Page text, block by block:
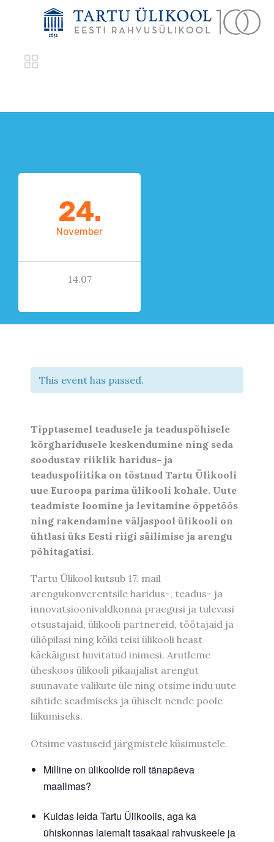

24.
November
14.07
This event has passed.
Tipptasemel teadusele ja teaduspõhisele
kõrgharidusele keskendumine ning seda
soodustav riiklik haridus- ja
teaduspoliitika on tõstnud Tartu Ülikooli
uue Euroopa parima ülikooli kohale. Uute
teadmiste loomine ja levitamine õppetöös
ning rakendamine väljaspool ülikooli on
ühtlasi üks Eesti riigi säilimise ja arengu
põhitagatisi.
Tartu Ülikool kutsub 17. mail
arengukonverentsile haridus-, teadus- ja
innovatsioonivaldkonna praegusi ja tulevasi
otsustajaid, ülikooli partnereid, töötajaid ja
üliõpilasi ning kõiki teisi ülikooli heast
käekäigust huvitatud inimesi. Arutleme
üheskoos ülikooli pikaajalist arengut
suunavate valikute üle ning otsime indu uute
sihtide seadmiseks ja ühiselt nende poole
liikumiseks.
Otsime vastuseid järgmistele küsimustele.
Milline on ülikoolide roll tänapäeva
maailmas?
Kuidas leida Tartu Ülikoolis, aga ka
ühiskonnas laiemalt tasakaal rahvuskeele ja